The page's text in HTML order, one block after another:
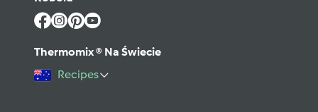
Thermomix ® Na Świecie
Recipes